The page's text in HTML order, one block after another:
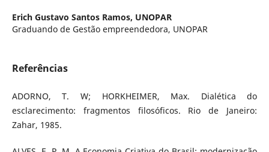
Erich Gustavo Santos Ramos, UNOPAR
Graduando de Gestão empreendedora, UNOPAR
Referências
ADORNO, T. W; HORKHEIMER, Max. Dialética do
esclarecimento: fragmentos filosóficos. Rio de Janeiro:
Zahar, 1985.